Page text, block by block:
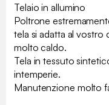
Telaio in allumino
Poltrone
tela si adatta al vostro
molto caldo.
Tela in tessuto
intemperie.
Manutenzione molto